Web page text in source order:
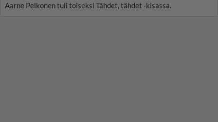
Aarne Pelkonen tuli toiseksi Tähdet, tähdet -kisassa.